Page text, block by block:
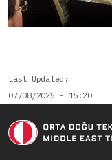
Last Updated
07/08/2025 - 15:20